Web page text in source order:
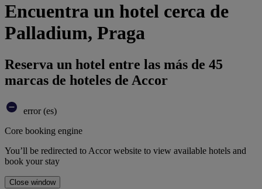
Encuentra un hotel cerca de
Palladium, Praga
Reserva un hotel entre las más de 45
marcas de hoteles de Accor
error (es)
Core booking engine
You’ll be redirected to Accor website to view available hotels and
book your stay
Close window